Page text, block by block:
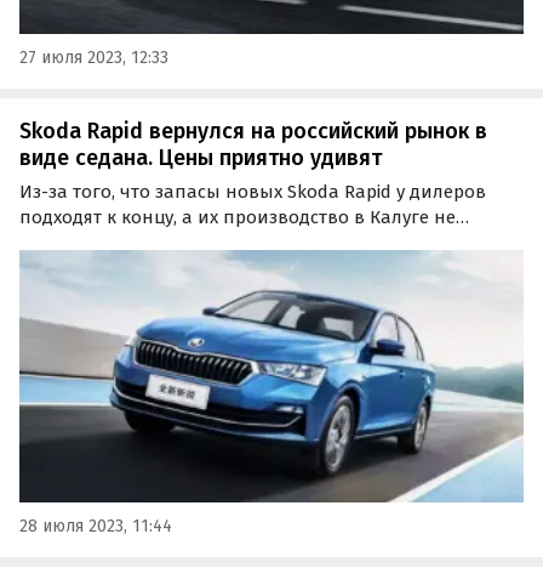
27 июля 2023, 12:33
Skoda Rapid вернулся на российский рынок в
виде седана. Цены приятно удивят
Из-за того, что запасы новых Skoda Rapid у дилеров
подходят к концу, а их производство в Калуге не
поставляют в Россию из Китая.
28 июля 2023, 11:44